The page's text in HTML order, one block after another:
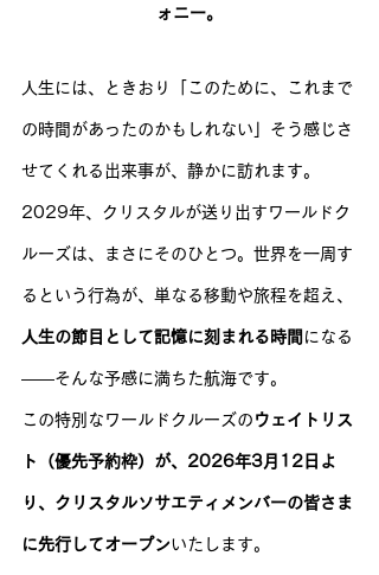
ォニー。
人生には、ときおり「このために、これまで
の時間があったのかもしれない」そう感じさ
せてくれる出来事が、静かに訪れます。
2029年、クリスタルが送り出すワールドク
ルーズは、まさにそのひとつ。世界を一周す
るという行為が、単なる移動や旅程を超え、
人生の節目として記憶に刻まれる時間 になる
——そんな予感に満ちた航海です。
この特別なワールドクルーズの ウェイトリス
ト（優先予約枠）が、2026年3月12日よ
り、クリスタルソサエティメンバーの皆さま
に先行してオープンいたします。